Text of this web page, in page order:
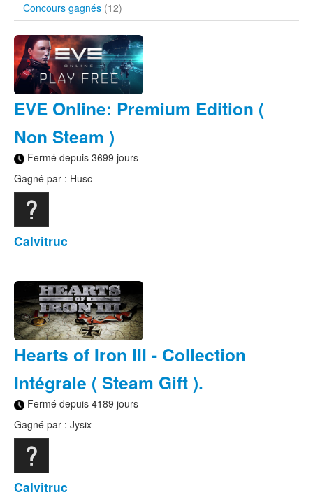
Concours gagnés (12)
EVE Online: Premium Edition (
Non Steam )
Fermé depuis 3699 jours
Gagné par : Husc
Calvitruc
Hearts of Iron III - Collection
Intégrale ( Steam Gift ).
Fermé depuis 4189 jours
Gagné par : Jysix
Calvitruc